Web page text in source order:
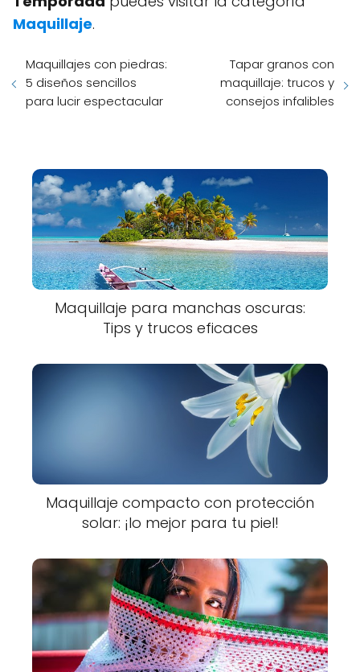
Maquillaje.
Maquillajes con piedras:
5 diseños sencillos
para lucir espectacular
Tapar granos con
maquillaje: trucos y
consejos infalibles
Maquillaje para manchas oscuras:
Tips y trucos eficaces
Maquillaje compacto con protección
solar: ¡lo mejor para tu piel!